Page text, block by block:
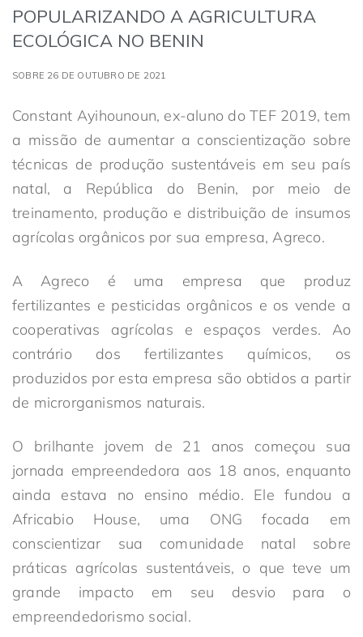
POPULARIZANDO A AGRICULTURA
ECOLÓGICA NO BENIN
SOBRE 26 DE OUTUBRO DE 2021
Constant Ayihounoun, ex-aluno do TEF 2019, tem
a missão de aumentar a conscientização sobre
técnicas de produção sustentáveis em seu país
natal, a República do Benin, por meio de
treinamento, produção e distribuição de insumos
agrícolas orgânicos por sua empresa, Agreco.
A Agreco é uma empresa que produz
fertilizantes e pesticidas orgânicos e os vende a
cooperativas agrícolas e espaços verdes. Ao
contrário dos fertilizantes químicos, os
produzidos por esta empresa são obtidos a partir
de microrganismos naturais.
O brilhante jovem de 21 anos começou sua
jornada empreendedora aos 18 anos, enquanto
ainda estava no ensino médio. Ele fundou a
Africabio House, uma ONG focada em
conscientizar sua comunidade natal sobre
práticas agrícolas sustentáveis, o que teve um
grande impacto em seu desvio para o
empreendedorismo social.